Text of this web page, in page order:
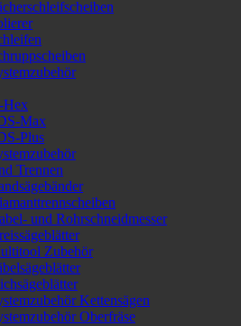
Hex
Max
Plus
Trennen
und Rohrschneidmesser
Zubehör
Kettensägen
Oberfräse